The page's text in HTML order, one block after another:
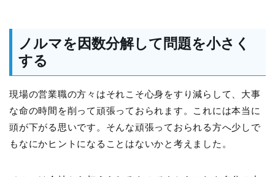
ノルマを因数分解して問題を小さく
する
現場の営業職の方々はそれこそ心身をすり減らして、大事
な命の時間を削って頑張っておられます。これには本当に
頭が下がる思いです。そんな頑張っておられる方へ少しで
もなにかヒントになることはないかと考えました。